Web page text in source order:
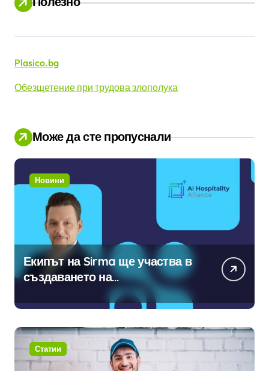
Plasico.bg
Обезщетение при трудова злополука
Може да сте пропуснали
Новини
Екипът на Sirma ще участва в
създаването на
международните стандарти за
навлизане на изкуствен
интелект в хотелиерството
Статии